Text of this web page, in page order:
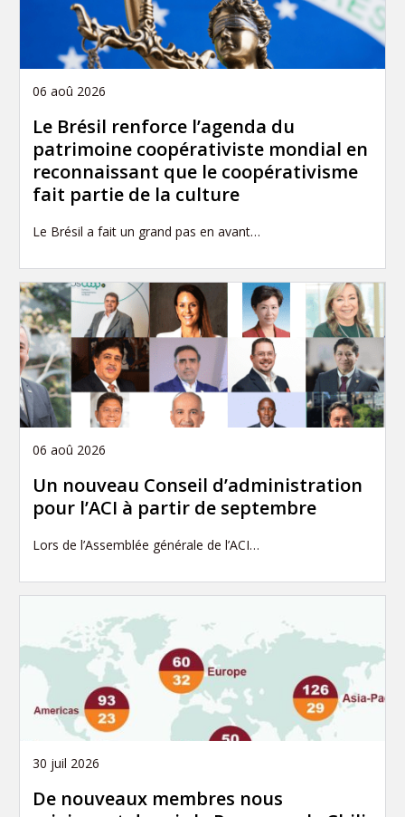
06 aoû 2026
Le Brésil renforce l’agenda du
patrimoine coopérativiste mondial en
reconnaissant que le coopérativisme
fait partie de la culture
Le Brésil a fait un grand pas en avant…
06 aoû 2026
Un nouveau Conseil d’administration
pour l’ACI à partir de septembre
Lors de l’Assemblée générale de l’ACI…
30 juil 2026
De nouveaux membres nous